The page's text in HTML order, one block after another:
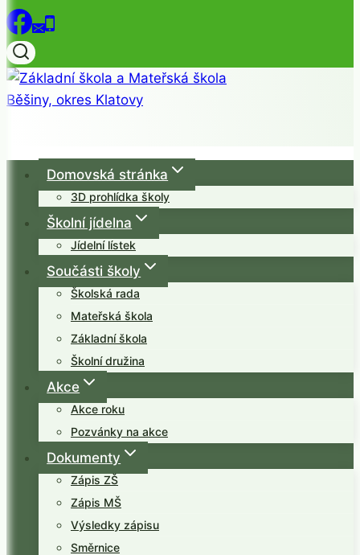
Domovská stránka
3D prohlídka školy
Školní jídelna
Jídelní lístek
Součásti školy
Školská rada
Mateřská škola
Základní škola
Školní družina
Akce
Akce roku
Pozvánky na akce
Dokumenty
Zápis ZŠ
Zápis MŠ
Výsledky zápisu
Směrnice